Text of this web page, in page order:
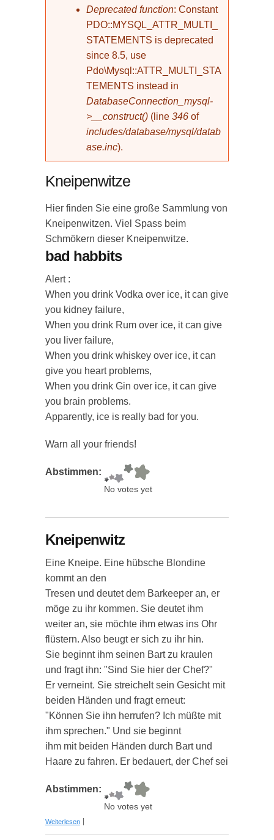
Deprecated function: Constant
PDO::MYSQL_ATTR_MULTI_
STATEMENTS is deprecated
since 8.5, use
Pdo\Mysql::ATTR_MULTI_STA
TEMENTS instead in
DatabaseConnection_mysql-
>__construct() (line 346 of
includes/database/mysql/datab
ase.inc).
Kneipenwitze
Hier finden Sie eine große Sammlung von
Kneipenwitzen. Viel Spass beim
Schmökern dieser Kneipenwitze.
bad habbits
Alert :
When you drink Vodka over ice, it can give
you kidney failure,
When you drink Rum over ice, it can give
you liver failure,
When you drink whiskey over ice, it can
give you heart problems,
When you drink Gin over ice, it can give
you brain problems.
Apparently, ice is really bad for you.
Warn all your friends!
Abstimmen:
No votes yet
Kneipenwitz
Eine Kneipe. Eine hübsche Blondine
kommt an den
Tresen und deutet dem Barkeeper an, er
möge zu ihr kommen. Sie deutet ihm
weiter an, sie möchte ihm etwas ins Ohr
flüstern. Also beugt er sich zu ihr hin.
Sie beginnt ihm seinen Bart zu kraulen
und fragt ihn: "Sind Sie hier der Chef?"
Er verneint. Sie streichelt sein Gesicht mit
beiden Händen und fragt erneut:
"Können Sie ihn herrufen? Ich müßte mit
ihm sprechen." Und sie beginnt
ihm mit beiden Händen durch Bart und
Haare zu fahren. Er bedauert, der Chef sei
Abstimmen:
No votes yet
Weiterlesen über Kneipenwitz